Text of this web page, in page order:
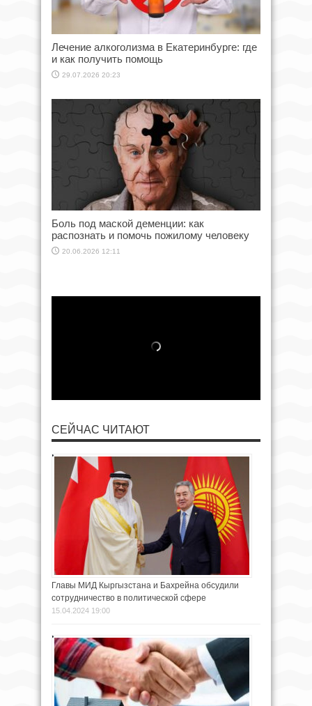
Лечение алкоголизма в Екатеринбурге: где
и как получить помощь
29.07.2026 20:23
Боль под маской деменции: как
распознать и помочь пожилому человеку
20.06.2026 12:11
СЕЙЧАС ЧИТАЮТ
Главы МИД Кыргызстана и Бахрейна обсудили
сотрудничество в политической сфере
15.04.2024 19:00